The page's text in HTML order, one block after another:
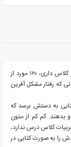
جانی یانگ در کتاب هنر معلمی: ۱۲۰ راهکار مهم در تدریس و کلاس داری، ۱۲۰ مورد از
که رفتار مشکل آفرین
به دستش برسد که
بدهند. کم کم از متون
کلاس درس ندارد،
را به صورت کتابی در